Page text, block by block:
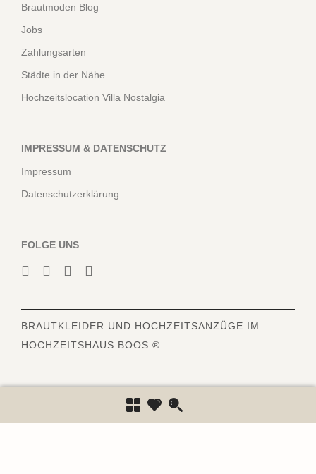
Brautmoden Blog
Jobs
Zahlungsarten
Städte in der Nähe
Hochzeitslocation Villa Nostalgia
IMPRESSUM & DATENSCHUTZ
Impressum
Datenschutzerklärung
FOLGE UNS
BRAUTKLEIDER UND HOCHZEITSANZÜGE IM
HOCHZEITSHAUS BOOS ®